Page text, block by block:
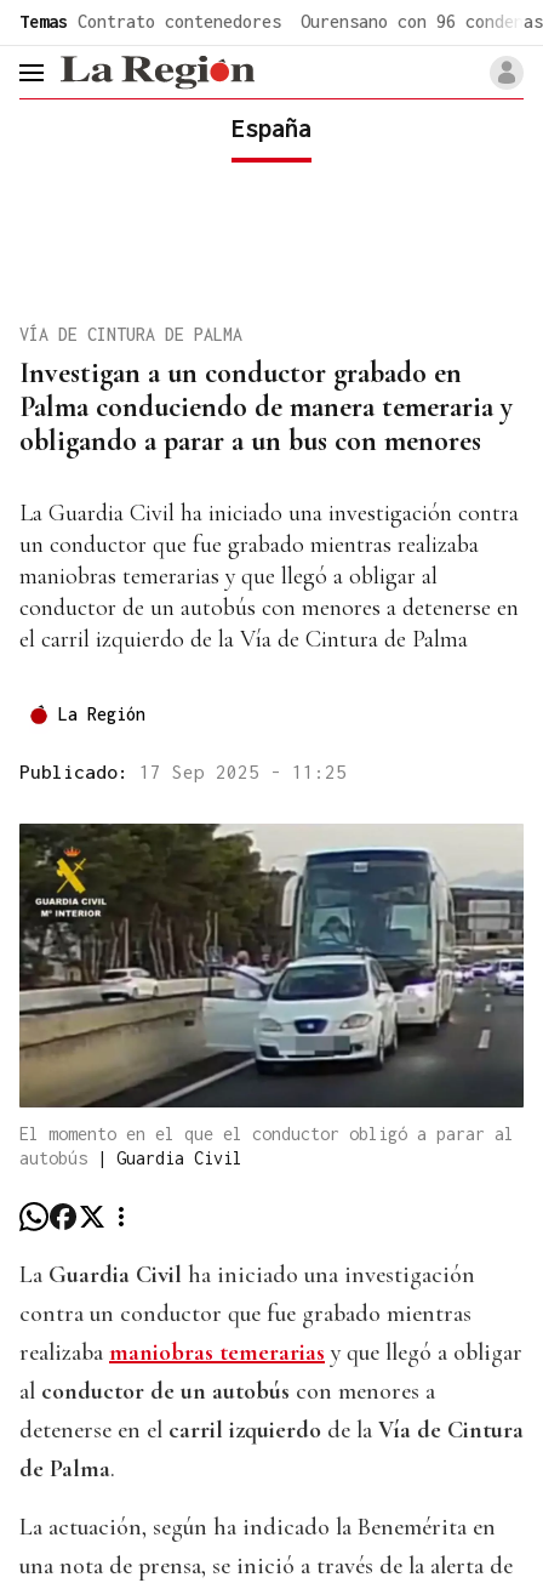
Temas Contrato contenedores Ourensano con 96 condenas
header.menu.open
España
Investigan a un conductor grabado en
Palma conduciendo de manera temeraria y
obligando a parar a un bus con menores
VÍA DE CINTURA DE PALMA
La Guardia Civil ha iniciado una investigación contra
un conductor que fue grabado mientras realizaba
maniobras temerarias y que llegó a obligar al
conductor de un autobús con menores a detenerse en
el carril izquierdo de la Vía de Cintura de Palma
La Región
Publicado: 17 Sep 2025 - 11:25
El momento en el que el conductor obligó a parar al
autobús
| Guardia Civil
La Guardia Civil ha iniciado una investigación
contra un conductor que fue grabado mientras
realizaba maniobras temerarias y que llegó a obligar
al conductor de un autobús con menores a
detenerse en el carril izquierdo de la Vía de Cintura
de Palma.
La actuación, según ha indicado la Benemérita en
una nota de prensa, se inició a través de la alerta de